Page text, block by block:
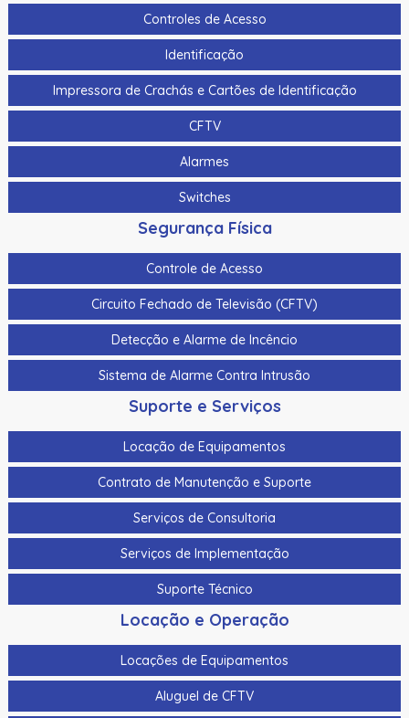
Controles de Acesso
Identificação
Impressora de Crachás e Cartões de Identificação
CFTV
Alarmes
Switches
Segurança Física
Controle de Acesso
Circuito Fechado de Televisão (CFTV)
Detecção e Alarme de Incêncio
Sistema de Alarme Contra Intrusão
Suporte e Serviços
Locação de Equipamentos
Contrato de Manutenção e Suporte
Serviços de Consultoria
Serviços de Implementação
Suporte Técnico
Locação e Operação
Locações de Equipamentos
Aluguel de CFTV